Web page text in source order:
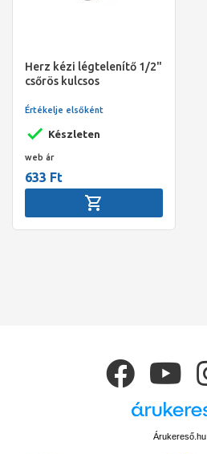
Herz kézi légtelenítő 1/2"
csőrös kulcsos
Készleten
Értékelje elsőként
web ár
633 Ft
Árukereső.hu